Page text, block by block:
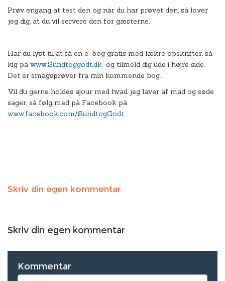
Prøv engang at test den og når du har prøvet den, så lover
jeg dig, at du vil servere den for gæsterne.
Har du lyst til at få en e-bog gratis med lækre opskrifter, så
kig på www.Sundtoggodt.dk og tilmeld dig ude i højre side.
Det er smagsprøver fra min kommende bog.
Vil du gerne holdes ajour med hvad jeg laver af mad og søde
sager, så følg med på Facebook på
www.facebook.com/SundtogGodt
Skriv din egen kommentar
Skriv din egen kommentar
Kommentar